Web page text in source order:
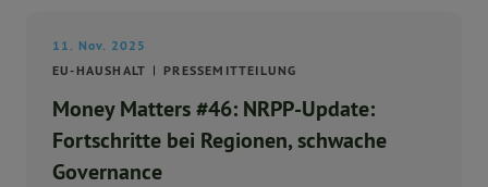
11. Nov. 2025
EU-HAUSHALT
PRESSEMITTEILUNG
Money Matters #46: NRPP-Update:
Fortschritte bei Regionen, schwache
Governance